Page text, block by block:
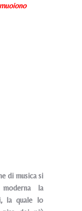
di musica si
la
la quale lo